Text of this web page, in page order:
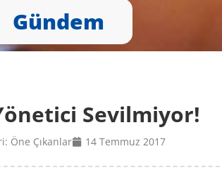
Gündem
Sevilmiyor!
Öne Çıkanlar 14 Temmuz 2017